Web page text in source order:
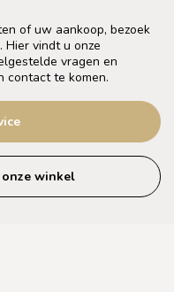
of uw aankoop, bezoek
Hier vindt u onze
vragen en
contact te komen.
winkel